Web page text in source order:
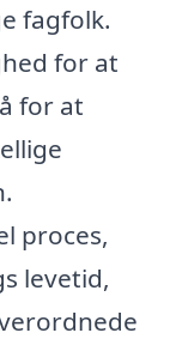
fagfolk.
for at
for at
proces,
levetid,